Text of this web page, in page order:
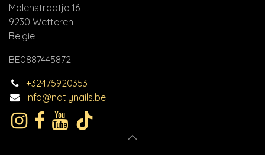
Molenstraatje 16
9230 Wetteren
Belgie
BE0887445872
+32475920353
info@natlynails.be